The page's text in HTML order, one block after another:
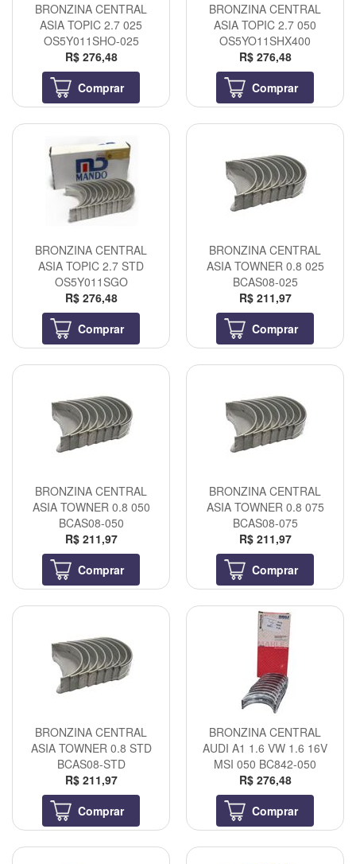
BRONZINA CENTRAL
ASIA TOPIC 2.7 025
OS5Y011SHO-025
R$ 276,48
Comprar
BRONZINA CENTRAL
ASIA TOPIC 2.7 050
OS5YO11SHX400
R$ 276,48
Comprar
BRONZINA CENTRAL
ASIA TOPIC 2.7 STD
OS5Y011SGO
R$ 276,48
Comprar
BRONZINA CENTRAL
ASIA TOWNER 0.8 025
BCAS08-025
R$ 211,97
Comprar
BRONZINA CENTRAL
ASIA TOWNER 0.8 050
BCAS08-050
R$ 211,97
Comprar
BRONZINA CENTRAL
ASIA TOWNER 0.8 075
BCAS08-075
R$ 211,97
Comprar
BRONZINA CENTRAL
ASIA TOWNER 0.8 STD
BCAS08-STD
R$ 211,97
Comprar
BRONZINA CENTRAL
AUDI A1 1.6 VW 1.6 16V
MSI 050 BC842-050
R$ 276,48
Comprar